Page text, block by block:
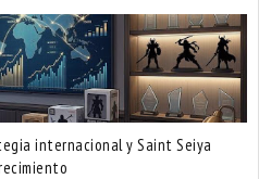
internacional y Saint Seiya